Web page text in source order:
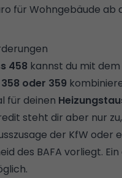
für Wohngebäude ab
458 kannst du mit dem
358 oder 359
für deinen
steht dir aber nur
der KfW oder
des BAFA vorliegt.